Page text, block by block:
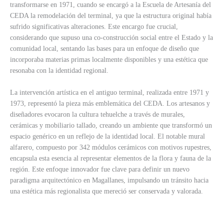
transformarse en 1971, cuando se encargó a la Escuela de Artesanía del
CEDA la remodelación del terminal, ya que la estructura original había
sufrido significativas alteraciones. Este encargo fue crucial,
considerando que supuso una co-construcción social entre el Estado y la
comunidad local, sentando las bases para un enfoque de diseño que
incorporaba materias primas localmente disponibles y una estética que
resonaba con la identidad regional.
La intervención artística en el antiguo terminal, realizada entre 1971 y
1973, representó la pieza más emblemática del CEDA. Los artesanos y
diseñadores evocaron la cultura tehuelche a través de murales,
cerámicas y mobiliario tallado, creando un ambiente que transformó un
espacio genérico en un reflejo de la identidad local. El notable mural
alfarero, compuesto por 342 módulos cerámicos con motivos rupestres,
encapsula esta esencia al representar elementos de la flora y fauna de la
región. Este enfoque innovador fue clave para definir un nuevo
paradigma arquitectónico en Magallanes, impulsando un tránsito hacia
una estética más regionalista que mereció ser conservada y valorada.